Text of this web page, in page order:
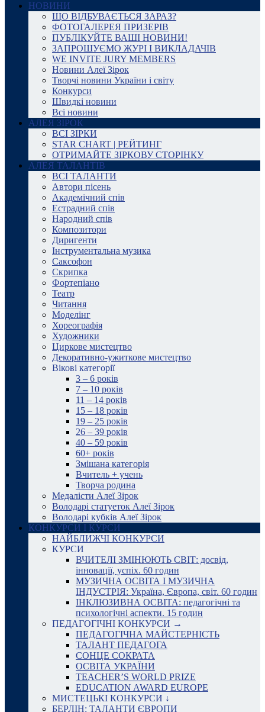
НОВИНИ
ЩО ВІДБУВАЄТЬСЯ ЗАРАЗ?
ФОТОГАЛЕРЕЯ ПРИЗЕРІВ
ПУБЛІКУЙТЕ ВАШІ НОВИНИ!
ЗАПРОШУЄМО ЖУРІ І ВИКЛАДАЧІВ
WE INVITE JURY MEMBERS
Новини Алеї Зірок
Творчі новини України і світу
Конкурси
Швидкі новини
Всі новини
АЛЕЯ ЗІРОК
ВСІ ЗІРКИ
STAR CHART | РЕЙТИНГ
ОТРИМАЙТЕ ЗІРКОВУ СТОРІНКУ
АЛЕЯ ТАЛАНТІВ
ВСІ ТАЛАНТИ
Автори пісень
Академічний спів
Естрадний спів
Народний спів
Композитори
Диригенти
Інструментальна музика
Саксофон
Скрипка
Фортепіано
Театр
Читання
Моделінг
Хореографія
Художники
Циркове мистецтво
Декоративно-ужиткове мистецтво
Вікові категорії
3 – 6 років
7 – 10 років
11 – 14 років
15 – 18 років
19 – 25 років
26 – 39 років
40 – 59 років
60+ років
Змішана категорія
Вчитель + учень
Творча родина
Медалісти Алеї Зірок
Володарі статуеток Алеї Зірок
Володарі кубків Алеї Зірок
КОНКУРСИ І КУРСИ
НАЙБЛИЖЧІ КОНКУРСИ
КУРСИ
ВЧИТЕЛІ ЗМІНЮЮТЬ СВІТ: досвід,
інновації, успіх. 60 годин
МУЗИЧНА ОСВІТА І МУЗИЧНА
ІНДУСТРІЯ: Україна, Європа, світ. 60 годин
ІНКЛЮЗИВНА ОСВІТА: педагогічні та
психологічні аспекти. 15 годин
ПЕДАГОГІЧНІ КОНКУРСИ →
ПЕДАГОГІЧНА МАЙСТЕРНІСТЬ
ТАЛАНТ ПЕДАГОГА
СОНЦЕ СОКРАТА
ОСВІТА УКРАЇНИ
TEACHER’S WORLD PRIZE
EDUCATION AWARD EUROPE
МИСТЕЦЬКІ КОНКУРСИ ↓
БЕРЛІН: ТАЛАНТИ ЄВРОПИ